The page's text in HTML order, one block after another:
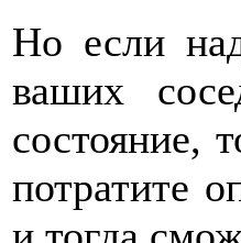
Но если
ваших
состояние,
потратите